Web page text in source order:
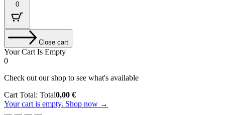
0
Close cart
Your Cart Is Empty
0
Check out our shop to see what's available
Cart Total: Total0,00 €
Your cart is empty. Shop now →